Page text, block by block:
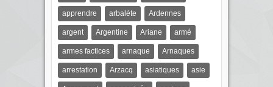
apprendre arbalète Ardennes
argent Argentine Ariane armé
armes factices arnaque Arnaques
arrestation Arzacq asiatiques asie